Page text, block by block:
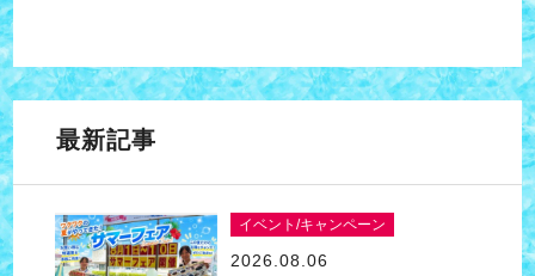
最新記事
イベント/キャンペーン
2026.08.06